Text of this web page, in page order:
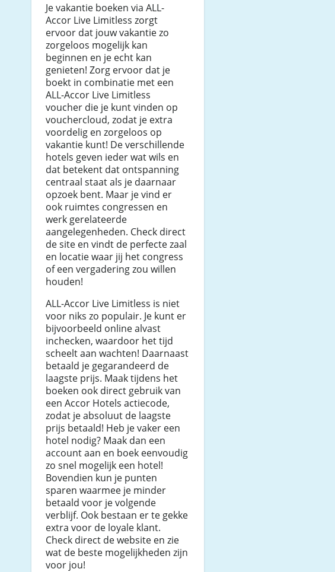
Je vakantie boeken via ALL-
Accor Live Limitless zorgt
ervoor dat jouw vakantie zo
zorgeloos mogelijk kan
beginnen en je echt kan
genieten! Zorg ervoor dat je
boekt in combinatie met een
ALL-Accor Live Limitless
voucher die je kunt vinden op
vouchercloud, zodat je extra
voordelig en zorgeloos op
vakantie kunt! De verschillende
hotels geven ieder wat wils en
dat betekent dat ontspanning
centraal staat als je daarnaar
opzoek bent. Maar je vind er
ook ruimtes congressen en
werk gerelateerde
aangelegenheden. Check direct
de site en vindt de perfecte zaal
en locatie waar jij het congress
of een vergadering zou willen
houden!
ALL-Accor Live Limitless is niet
voor niks zo populair. Je kunt er
bijvoorbeeld online alvast
inchecken, waardoor het tijd
scheelt aan wachten! Daarnaast
betaald je gegarandeerd de
laagste prijs. Maak tijdens het
boeken ook direct gebruik van
een Accor Hotels actiecode,
zodat je absoluut de laagste
prijs betaald! Heb je vaker een
hotel nodig? Maak dan een
account aan en boek eenvoudig
zo snel mogelijk een hotel!
Bovendien kun je punten
sparen waarmee je minder
betaald voor je volgende
verblijf. Ook bestaan er te gekke
extra voor de loyale klant.
Check direct de website en zie
wat de beste mogelijkheden zijn
voor jou!